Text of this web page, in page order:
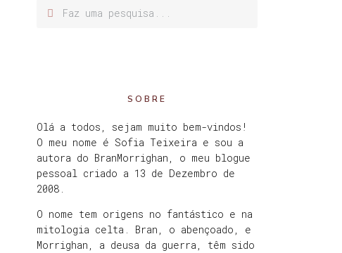
SOBRE
Olá a todos, sejam muito bem-vindos!
O meu nome é Sofia Teixeira e sou a
autora do BranMorrighan, o meu blogue
pessoal criado a 13 de Dezembro de
2008.
O nome tem origens no fantástico e na
mitologia celta. Bran, o abençoado, e
Morrighan, a deusa da guerra, têm sido